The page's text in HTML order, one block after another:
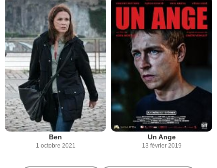
Ben
1 octobre 2021
Un Ange
13 février 2019